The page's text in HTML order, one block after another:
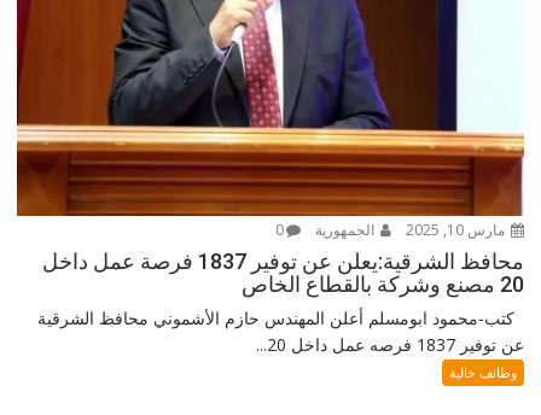
مارس 10, 2025 الجمهورية 0
محافظ الشرقية:يعلن عن توفير 1837 فرصة عمل داخل
20 مصنع وشركة بالقطاع الخاص
كتب-محمود ابومسلم أعلن المهندس حازم الأشموني محافظ الشرقية
عن توفير 1837 فرصه عمل داخل 20...
وظائف خالية